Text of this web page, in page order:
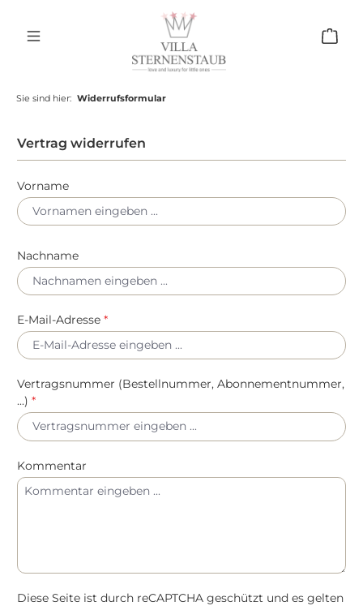
Sie sind hier: Widerrufsformular
Vertrag widerrufen
Vorname
Nachname
E-Mail-Adresse *
Vertragsnummer (Bestellnummer, Abonnementnummer,
...) *
Kommentar
Diese Seite ist durch reCAPTCHA geschützt und es gelten